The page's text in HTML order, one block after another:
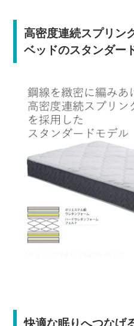
高密度連続スプリン
ベッドのスタンダー